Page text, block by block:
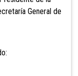
General de